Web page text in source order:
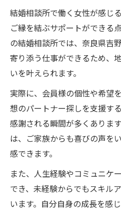
結婚相談所で働く女性が感じ
ご縁を結ぶサポートができる
の結婚相談所では、奈良県吉
寄り添う仕事ができるため、
いを叶えられます。
実際に、会員様の個性や希望
想のパートナー探しを支援す
感謝される瞬間が多くありま
は、ご家族からも喜びの声を
感できます。
また、人生経験やコミュニケ
でき、未経験からでもスキル
います。自分自身の成長を感